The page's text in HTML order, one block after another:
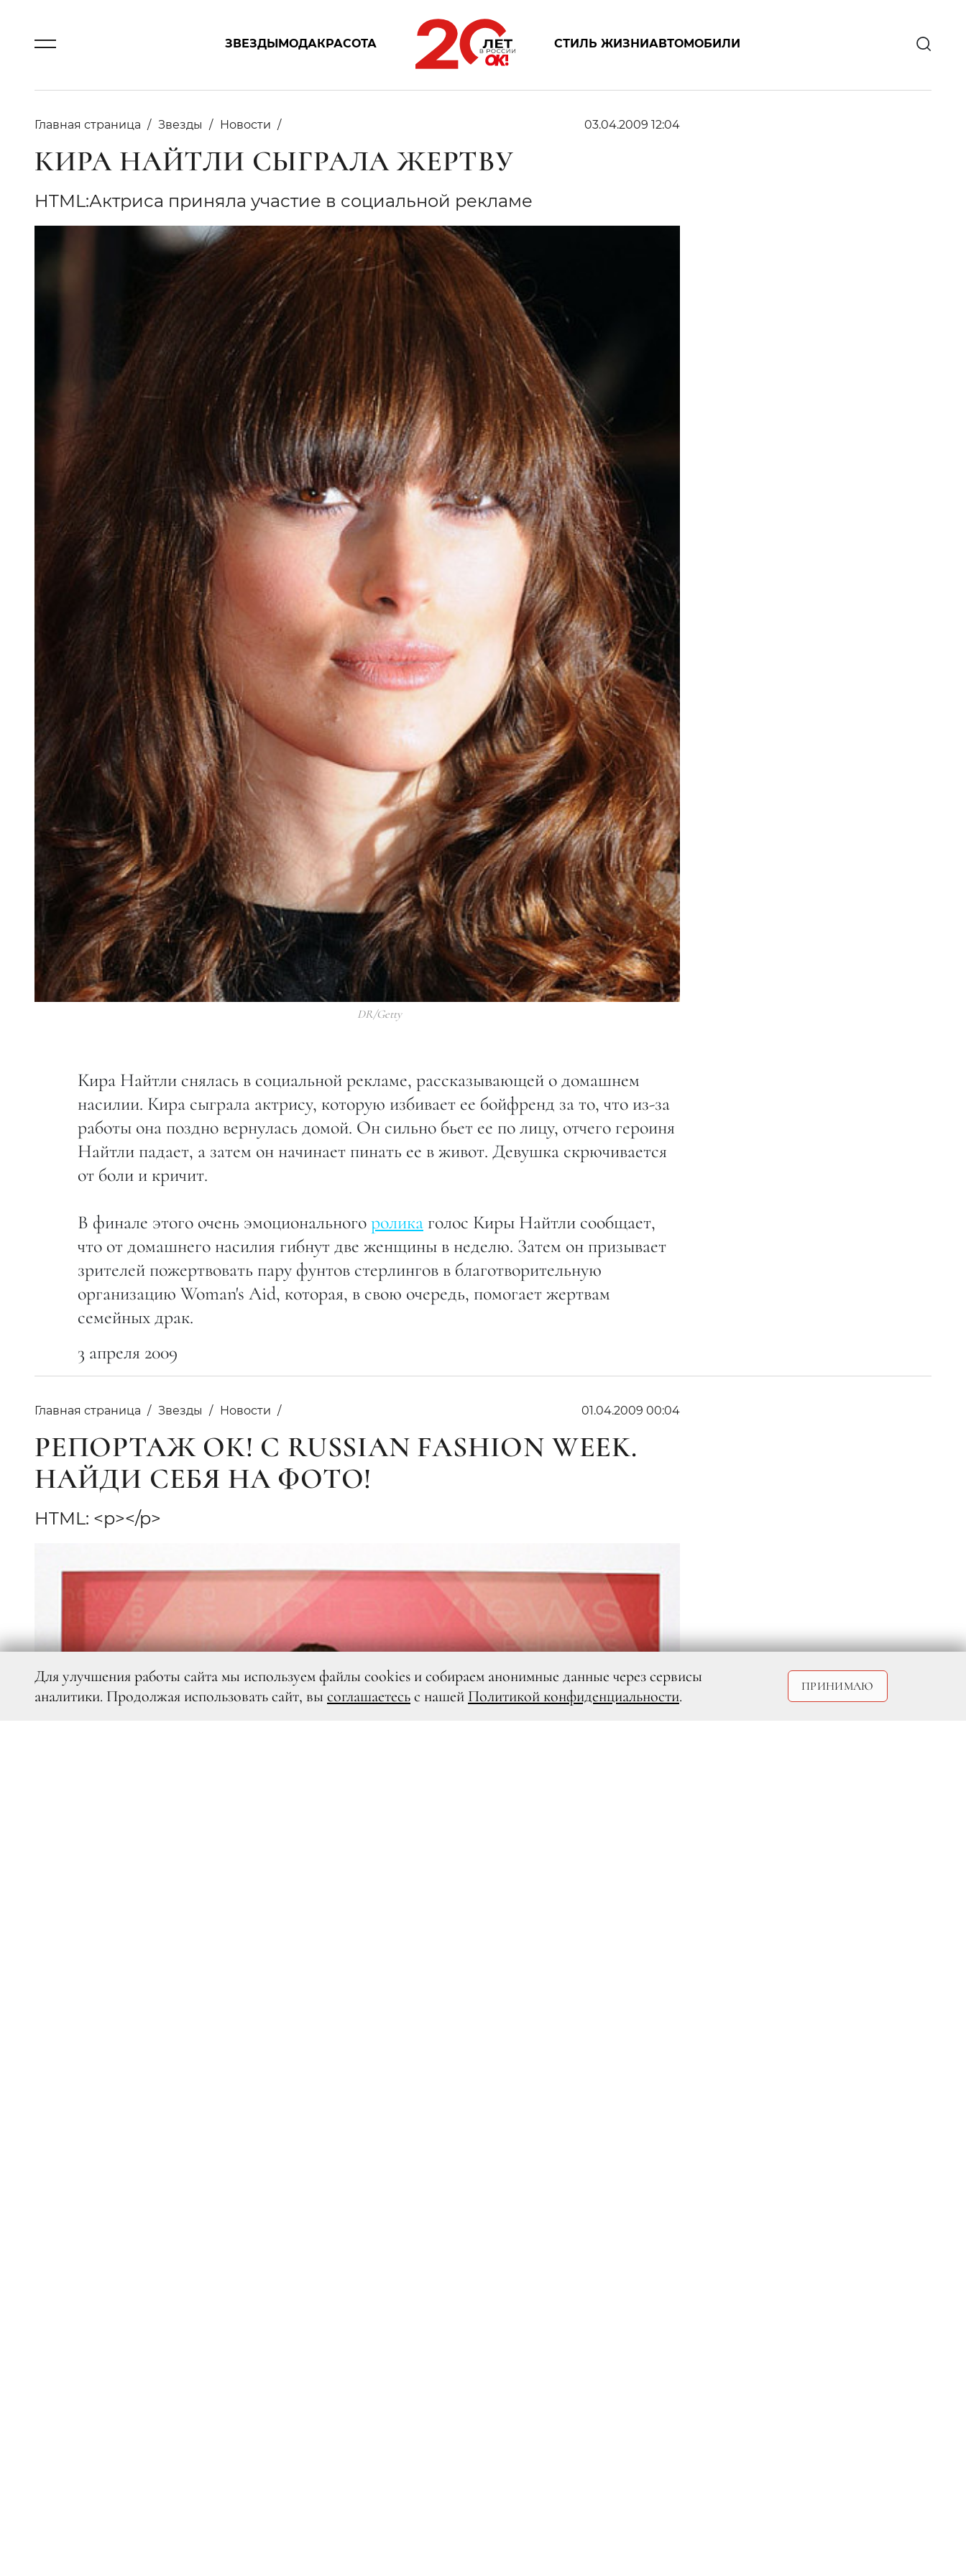
ЗВЕЗДЫМОДАКРАСОТА СТИЛЬ ЖИЗНИАВТОМОБИЛИ
Главная страница Звезды Новости 03.04.2009 12:04
КИРА НАЙТЛИ СЫГРАЛА ЖЕРТВУ
HTML:Актриса приняла участие в социальной рекламе
DR/Getty
Кира Найтли снялась в социальной рекламе, рассказывающей о домашнем
насилии. Кира сыграла актрису, которую избивает ее бойфренд за то, что из-за
работы она поздно вернулась домой. Он сильно бьет ее по лицу, отчего героиня
Найтли падает, а затем он начинает пинать ее в живот. Девушка скрючивается
от боли и кричит.
В финале этого очень эмоциональногоролика голос Киры Найтли сообщает,
что от домашнего насилия гибнут две женщины в неделю. Затем он призывает
зрителей пожертвовать пару фунтов стерлингов в благотворительную
организацию Woman's Aid, которая, в свою очередь, помогает жертвам
семейных драк.
3 апреля 2009
Главная страница Звезды Новости 01.04.2009 00:04
РЕПОРТАЖ ОК! С RUSSIAN FASHION WEEK.
НАЙДИ СЕБЯ НА ФОТО!
HTML: <p></p>
Для улучшения работы сайта мы используем файлы cookies и собираем анонимные данные через сервисы
аналитики. Продолжая использовать сайт, вы соглашаетесьс нашей Политикой конфиденциальности.
ПРИНИМАЮ